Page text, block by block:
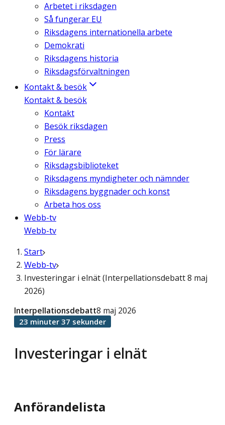
Arbetet i riksdagen
Så fungerar EU
Riksdagens internationella arbete
Demokrati
Riksdagens historia
Riksdagsförvaltningen
Kontakt & besök
Kontakt & besök
Kontakt
Besök riksdagen
Press
För lärare
Riksdagsbiblioteket
Riksdagens myndigheter och nämnder
Riksdagens byggnader och konst
Arbeta hos oss
Webb-tv
Webb-tv
Start
Webb-tv
Investeringar i elnät (Interpellationsdebatt 8 maj
2026)
Investeringar i elnät
Interpellationsdebatt8 maj 2026
23 minuter 37 sekunder
Anförandelista